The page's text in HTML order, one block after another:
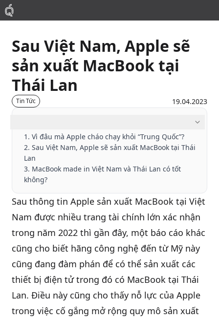
Mac
MacBook Pro
MacBook Air
Thu Mua
Sửa Chữa
Thay Linh Kiện
QBlog
Sau Việt Nam, Apple sẽ
sản xuất MacBook tại
Thái Lan
Tin Tức 19.04.2023
1. Vì đâu mà Apple cháo chạy khỏi “Trung Quốc”?
2. Sau Việt Nam, Apple sẽ sản xuất MacBook tại Thái
Lan
3. MacBook made in Việt Nam và Thái Lan có tốt
không?
Sau thông tin Apple sản xuất MacBook tại Việt
Nam được nhiều trang tài chính lớn xác nhận
trong năm 2022 thì gần đây, một báo cáo khác
cũng cho biết hãng công nghệ đến từ Mỹ này
cũng đang đàm phán để có thể sản xuất các
thiết bị điện tử trong đó có MacBook tại Thái
Lan. Điều này cũng cho thấy nỗ lực của Apple
trong việc cố gắng mở rộng quy mô sản xuất